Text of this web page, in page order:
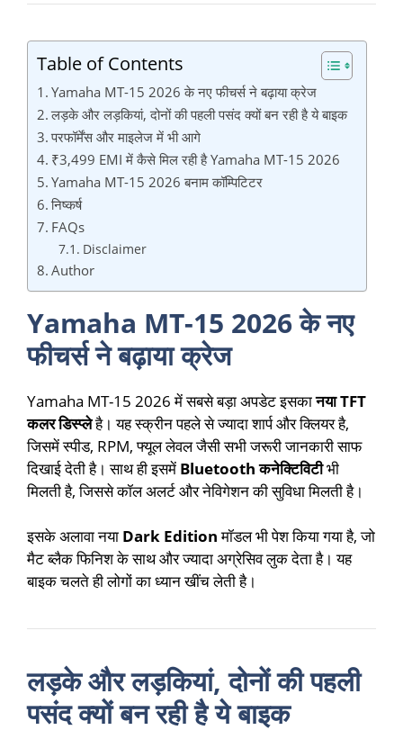
Table of Contents
Yamaha MT-15 2026 के नए फीचर्स ने बढ़ाया क्रेज
लड़के और लड़कियां, दोनों की पहली पसंद क्यों बन रही है ये बाइक
परफॉर्मेंस और माइलेज में भी आगे
₹3,499 EMI में कैसे मिल रही है Yamaha MT-15 2026
Yamaha MT-15 2026 बनाम कॉम्पिटिटर
निष्कर्ष
FAQs
Disclaimer
Author
Yamaha MT-15 2026 के नए
फीचर्स ने बढ़ाया क्रेज
Yamaha MT-15 2026 में सबसे बड़ा अपडेट इसकानया TFT
कलर डिस्प्लेहै। यह स्क्रीन पहले से ज्यादा शार्प और क्लियर है,
जिसमें स्पीड, RPM, फ्यूल लेवल जैसी सभी जरूरी जानकारी साफ
दिखाई देती है। साथ ही इसमें Bluetooth कनेक्टिविटीभी
मिलती है, जिससे कॉल अलर्ट और नेविगेशन की सुविधा मिलती है।
इसके अलावा नया Dark Editionमॉडल भी पेश किया गया है, जो
मैट ब्लैक फिनिश के साथ और ज्यादा अग्रेसिव लुक देता है। यह
बाइक चलते ही लोगों का ध्यान खींच लेती है।
लड़के और लड़कियां, दोनों की पहली
पसंद क्यों बन रही है ये बाइक